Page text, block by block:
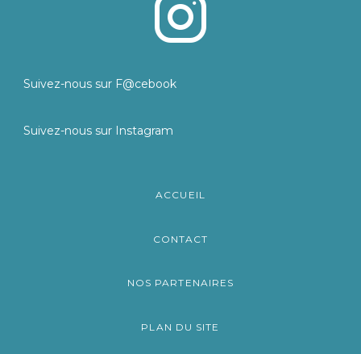
Suivez-nous sur F@cebook
Suivez-nous sur Instagram
ACCUEIL
CONTACT
NOS PARTENAIRES
PLAN DU SITE